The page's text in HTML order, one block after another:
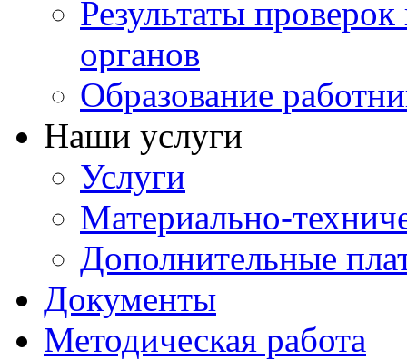
Результаты
органов
Образование
Наши услуги
Услуги
Материально-
Дополнительные
Документы
Методическая работа